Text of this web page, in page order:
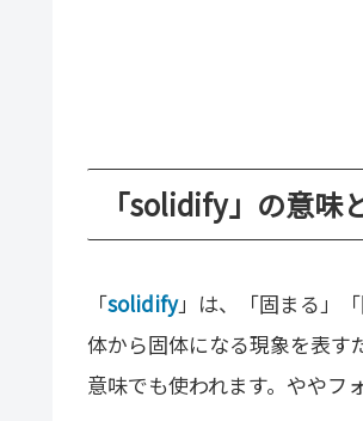
「solidify」の意味
「solidify」は、「固まる」
体から固体になる現象を表す
意味でも使われます。ややフ